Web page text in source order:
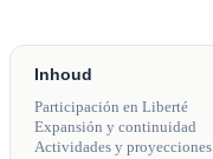
Inhoud
Participación en Liberté
Expansión y continuidad
Actividades y proyecciones